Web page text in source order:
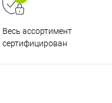
Весь ассортимент
сертифицирован